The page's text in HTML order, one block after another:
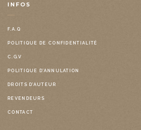
INFOS
F.A.Q
POLITIQUE DE CONFIDENTIALITÉ
C.G.V
POLITIQUE D’ANNULATION
DROITS D’AUTEUR
REVENDEURS
CONTACT